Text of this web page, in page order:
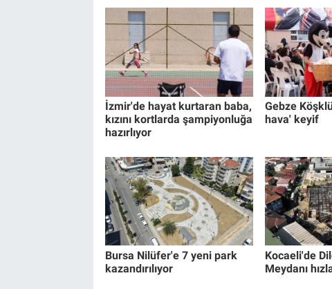
İzmir'de hayat kurtaran baba,
kızını kortlarda şampiyonluğa
hazırlıyor
Gebze
hava' keyif
Bursa Nilüfer'e 7 yeni park
kazandırılıyor
Kocaeli'de
Meydanı